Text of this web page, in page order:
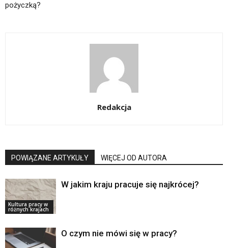
pożyczką?
Redakcja
POWIĄZANE ARTYKUŁY WIĘCEJ OD AUTORA
Kultura pracy w
różnych krajach
W jakim kraju pracuje się najkrócej?
O czym nie mówi się w pracy?